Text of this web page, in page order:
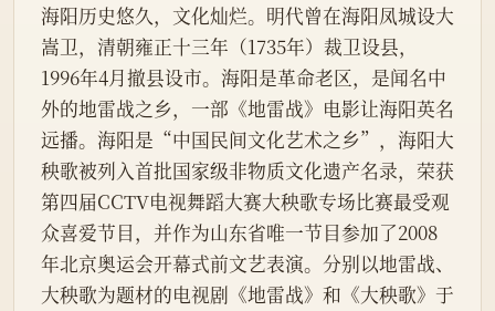
海阳历史悠久，文化灿烂。明代曾在海阳凤城设大
嵩卫，清朝雍正十三年（1735年）裁卫设县，
1996年4月撤县设市。海阳是革命老区，是闻名中
外的地雷战之乡，一部《地雷战》电影让海阳英名
远播。海阳是“中国民间文化艺术之乡”，海阳大
秧歌被列入首批国家级非物质文化遗产名录，荣获
第四届CCTV电视舞蹈大赛大秧歌专场比赛最受观
众喜爱节目，并作为山东省唯一节目参加了2008
年北京奥运会开幕式前文艺表演。分别以地雷战、
大秧歌为题材的电视剧《地雷战》和《大秧歌》于